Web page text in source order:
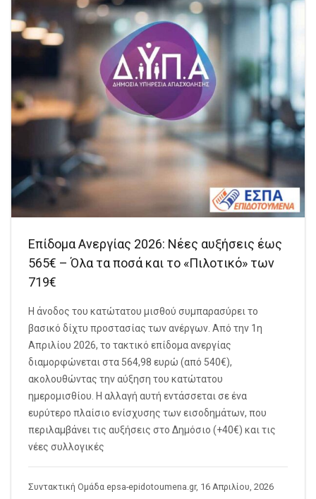
Επίδομα Ανεργίας 2026: Νέες αυξήσεις έως
565€ – Όλα τα ποσά και το «Πιλοτικό» των
719€
Η άνοδος του κατώτατου μισθού συμπαρασύρει το
βασικό δίχτυ προστασίας των ανέργων. Από την 1η
Απριλίου 2026, το τακτικό επίδομα ανεργίας
διαμορφώνεται στα 564,98 ευρώ (από 540€),
ακολουθώντας την αύξηση του κατώτατου
ημερομισθίου. Η αλλαγή αυτή εντάσσεται σε ένα
ευρύτερο πλαίσιο ενίσχυσης των εισοδημάτων, που
περιλαμβάνει τις αυξήσεις στο Δημόσιο (+40€) και τις
νέες συλλογικές
Συντακτική Ομάδα epsa-epidotoumena.gr, 16 Απριλίου, 2026